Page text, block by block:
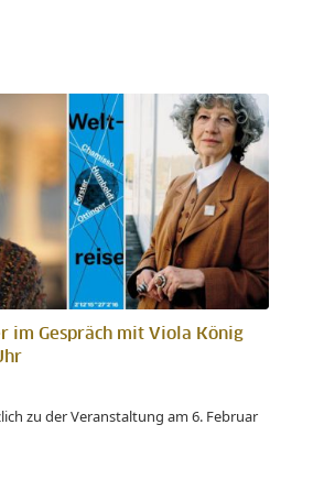
im Gespräch mit Viola König
zu der Veranstaltung am 6. Februar